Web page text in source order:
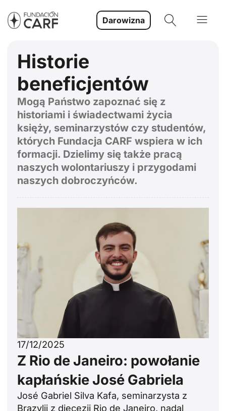
Darowizna
Historie
beneficjentów
Mogą Państwo zapoznać się z
historiami i świadectwami życia
księży, seminarzystów czy studentów,
których Fundacja CARF wspiera w ich
formacji. Dzielimy się także pracą
naszych wolontariuszy i przygodami
naszych dobroczyńców.
17/12/2025
Z Rio de Janeiro: powołanie
kapłańskie José Gabriela
José Gabriel Silva Kafa, seminarzysta z
Brazylii z diecezji Rio de Janeiro, nadal